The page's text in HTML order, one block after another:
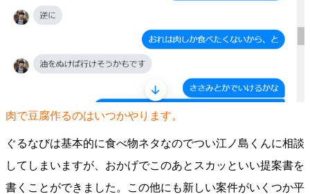
肉で豆腐作るのはいつかやります。
ぐるなびは基本的に食べ物ネタなのでつい江ノ島くんに相談
してしまいますが、おかげでこのあとスカッといい提案書を
書くことができました。この他にも新しい案件がいくつか平